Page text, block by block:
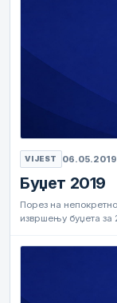
VIJEST
Буџет 2019
Порез на
извршењу буџета